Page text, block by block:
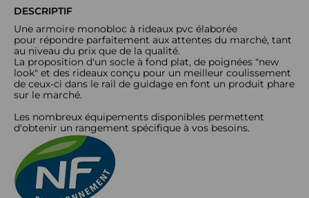
DESCRIPTIF
Une armoire monobloc à rideaux pvc élaborée
pour répondre parfaitement aux attentes du marché, tant
au niveau du prix que de la qualité.
La proposition d'un socle à fond plat, de poignées "new
look" et des rideaux conçu pour un meilleur coulissement
de ceux-ci dans le rail de guidage en font un produit phare
sur le marché.
Les nombreux équipements disponibles permettent
d'obtenir un rangement spécifique à vos besoins.